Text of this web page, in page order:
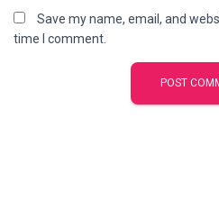
Save my name, email, and
time I comment.